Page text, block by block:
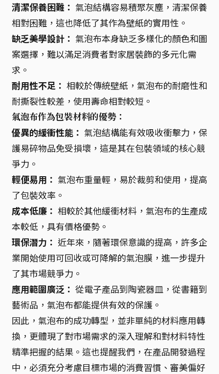
清潔保養困難： 氣泡結構容易積聚灰塵，清潔保養
相對困難，這也降低了其作為壁紙的實用性。
缺乏美學設計： 氣泡布本身缺乏多樣化的顏色和圖
案選擇，難以滿足消費者對家居裝飾的多元化需
求。
耐用性不足： 相較於傳統壁紙，氣泡布的耐磨性和
耐撕裂性較差，使用壽命相對較短。
氣泡布作為包裝材料的優勢：
優異的緩衝性能： 氣泡結構能有效吸收衝擊力，保
護易碎物品免受損壞，這是其在包裝領域的核心競
爭力。
輕便易用： 氣泡布重量輕，易於裁剪和使用，提高
了包裝效率。
成本低廉： 相較於其他緩衝材料，氣泡布的生產成
本較低，具有價格優勢。
環保潛力： 近年來，隨著環保意識的提高，許多企
業開始使用可回收或可降解的氣泡膜，進一步提升
了其市場競爭力。
應用範圍廣泛： 從電子產品到陶瓷器皿，從書籍到
藝術品，氣泡布都能提供有效的保護。
因此，氣泡布的成功轉型，並非單純的材料應用轉
換，更體現了對市場需求的深入理解和對材料特性
精準把握的結果。這也提醒我們，在產品開發過程
中，必須充分考慮目標市場的消費習慣、審美偏好